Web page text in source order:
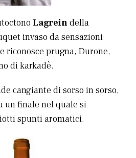
Lagrein della
invaso da sensazioni
riconosce prugna, Durone,
di karkadè.
cangiante di sorso in sorso,
un finale nel quale si
spunti aromatici.